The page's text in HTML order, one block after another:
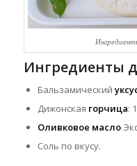
Ингредиенты
Бальзамический
Дижонская горчица:
Оливковое масло
Соль по вкусу.